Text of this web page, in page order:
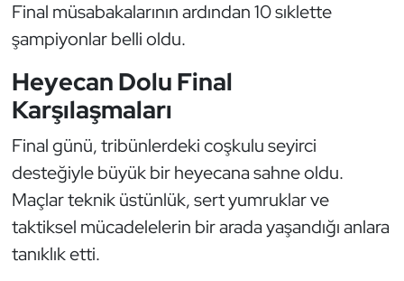
Final müsabakalarının ardından 10 sıklette
şampiyonlar belli oldu.
Heyecan Dolu Final
Karşılaşmaları
Final günü, tribünlerdeki coşkulu seyirci
desteğiyle büyük bir heyecana sahne oldu.
Maçlar teknik üstünlük, sert yumruklar ve
taktiksel mücadelelerin bir arada yaşandığı anlara
tanıklık etti.
Genel
Golf
Güreş
Halter
Hava Sporları